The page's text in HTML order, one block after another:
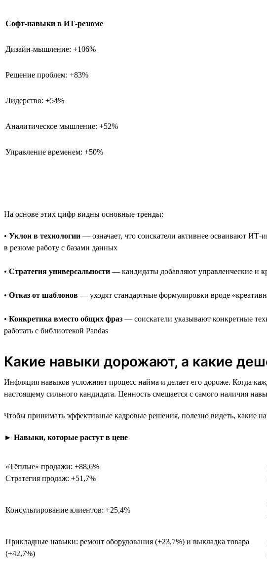
Софт-навыки в ИТ-резюме
Дизайн-мышление: +106%
Решение проблем: +83%
Лидерство: +54%
Аналитическое мышление: +52%
Управление временем: +50%
На основе этих цифр видны основные тренды:
• Уклон в технологии — означает, что соискатели активнее осваивают
в резюме работу с базами данных
• Стратегия универсальности — кандидаты добавляют управленческие и
• Отказ от шаблонов — уходят стандартные формулировки вроде
• Конкретика вместо общих фраз — соискатели указывают конкретные
работать с библиотекой Pandas
Какие навыки дорожают, а какие
Инфляция навыков усложняет процесс найма и делает его дороже. Когда
настоящему сильного кандидата. Ценность смещается с самого наличия
Чтобы принимать эффективные кадровые решения, полезно видеть, какие
► Навыки, которые растут в цене
«Тёплые» продажи: +88,6%
Стратегия продаж: +51,7%
Консультирование клиентов: +25,4%
Прикладные навыки: ремонт оборудования (+23,7%) и выкладка товара
(+42,7%)